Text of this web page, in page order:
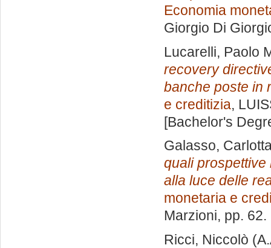
Economia
Giorgio Di
Lucarelli, Paolo
recovery
banche poste in
e creditizia,
[Bachelor's
Galasso,
quali prospettive
alla luce delle
monetaria e
Marzioni, pp.
Ricci, Niccolò